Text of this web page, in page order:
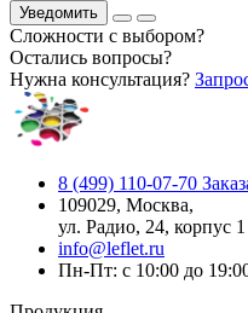
Уведомить
Сложности с выбором?
Остались вопросы?
Нужна консультация?
8 (499) 110-07-70
109029, Москва,
ул. Радио, 24, корпус 1
info@leflet.ru
Пн-Пт: с 10:00 до